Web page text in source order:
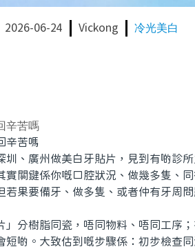
2026-06-24 Vickong 冷光美白
辛苦嗎
苦嗎
、廣州做美白牙貼片，見到有啲診所
實關鍵係你嘅口腔狀況、做幾多隻、
若果要備牙、做多隻、或者仲有牙周
分樹脂同瓷，唔同物料、唔同工序；
短啲。大致估到嘅步驟係：初步檢查